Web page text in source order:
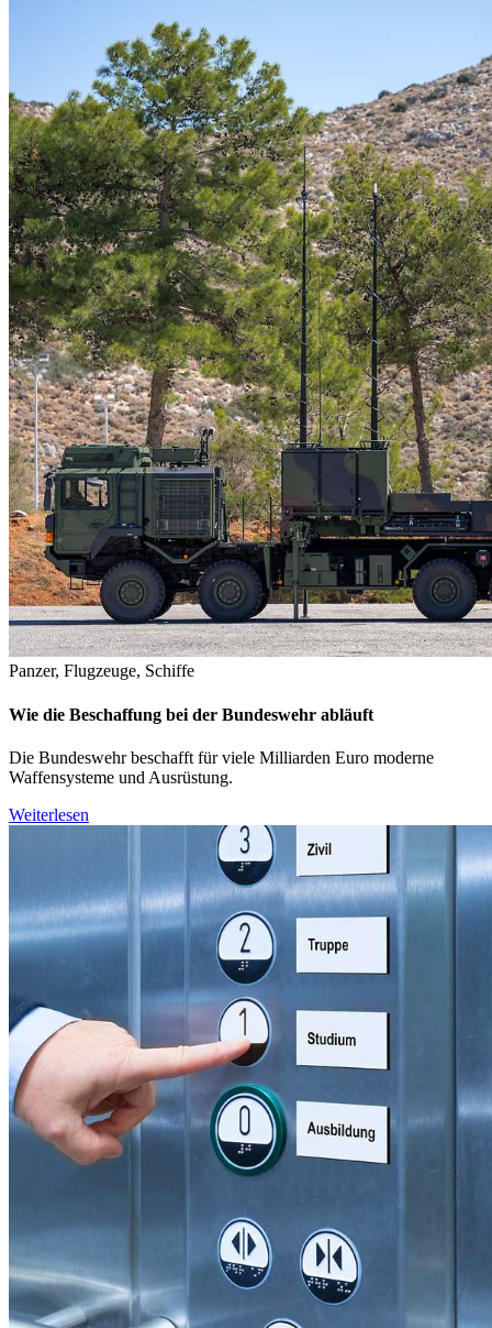
Panzer, Flugzeuge, Schiffe
Wie die Beschaffung bei der Bundeswehr abläuft
Die Bundeswehr beschafft für viele Milliarden Euro moderne
Waffensysteme und Ausrüstung.
Weiterlesen